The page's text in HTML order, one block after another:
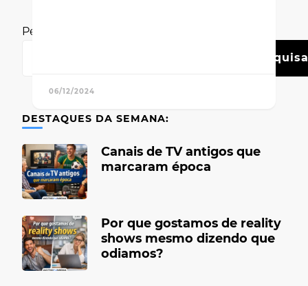
06/12/2024
Pesquisar
DESTAQUES DA SEMANA:
Canais de TV antigos que
marcaram época
Por que gostamos de reality
shows mesmo dizendo que
odiamos?